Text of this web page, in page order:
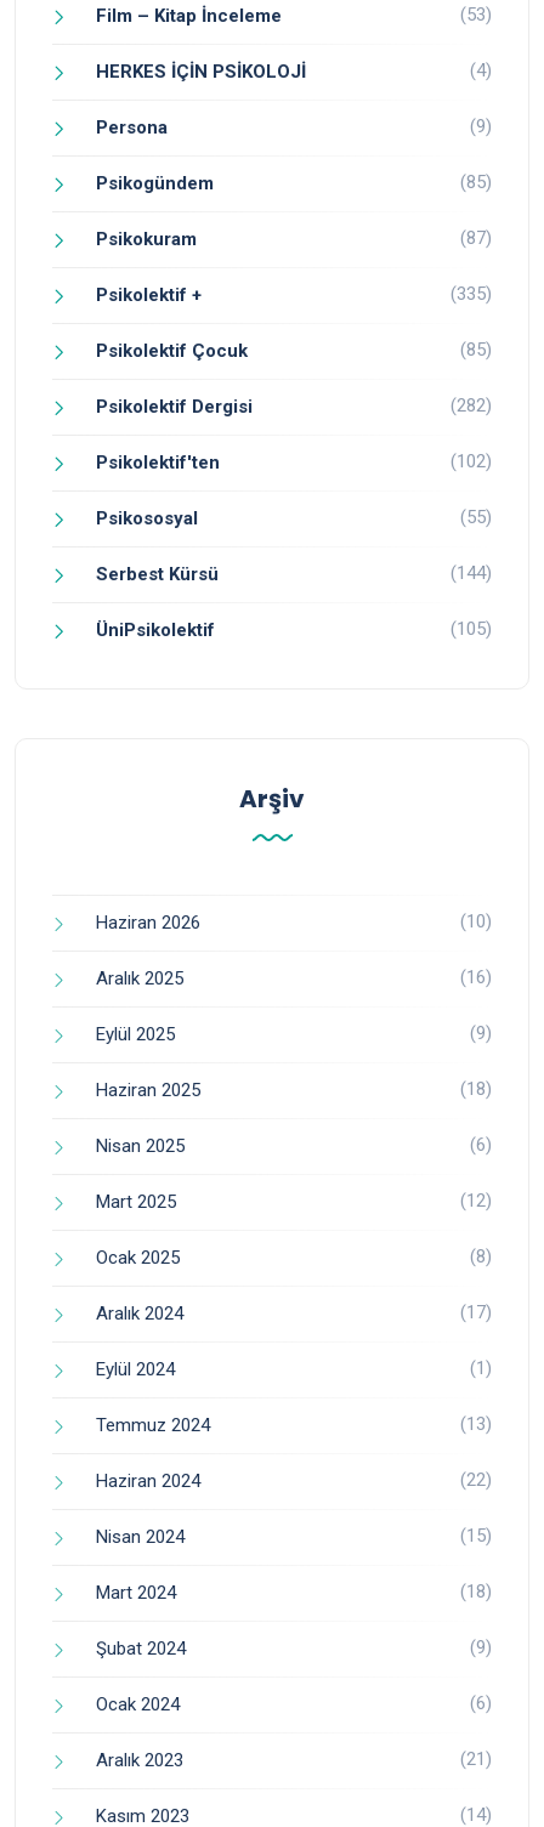
Film – Kitap İnceleme (53)
HERKES İÇİN PSİKOLOJİ (4)
Persona (9)
Psikogündem (85)
Psikokuram (87)
Psikolektif + (335)
Psikolektif Çocuk (85)
Psikolektif Dergisi (282)
Psikolektif'ten (102)
Psikososyal (55)
Serbest Kürsü (144)
ÜniPsikolektif (105)
Arşiv
Haziran 2026 (10)
Aralık 2025 (16)
Eylül 2025 (9)
Haziran 2025 (18)
Nisan 2025 (6)
Mart 2025 (12)
Ocak 2025 (8)
Aralık 2024 (17)
Eylül 2024 (1)
Temmuz 2024 (13)
Haziran 2024 (22)
Nisan 2024 (15)
Mart 2024 (18)
Şubat 2024 (9)
Ocak 2024 (6)
Aralık 2023 (21)
Kasım 2023 (14)